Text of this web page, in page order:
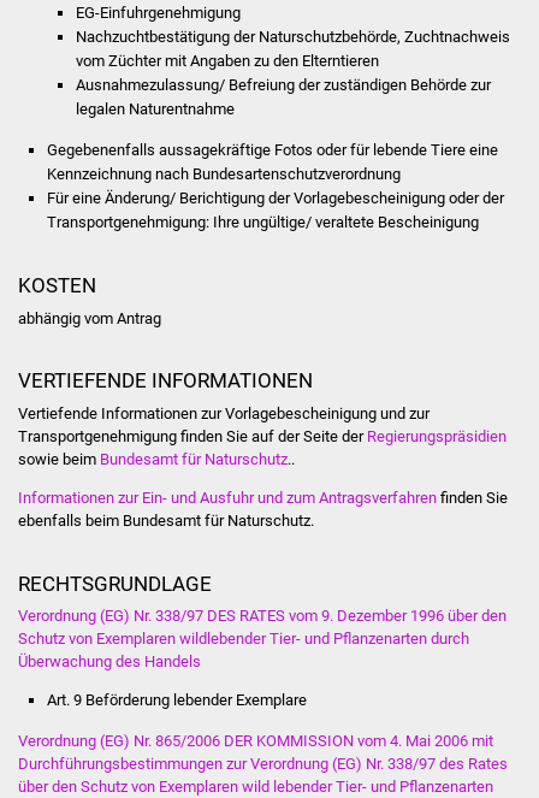
Kulturhalle
Vereine und Parteien
Selbsteintrag Vereine
Beirat Süßener Vereine
Erlebnisregion
Schwäbischer Albtrauf
Route der
Industriekultur
Senioren
Ältere
EG-Einfuhrgenehmigung
Nachzuchtbestätigung der Naturschutzbehörde, Zuchtnachweis
vom Züchter mit Angaben zu den Elterntieren
Ausnahmezulassung/ Befreiung der zuständigen Behörde zur
legalen Naturentnahme
Gegebenenfalls aussagekräftige Fotos oder für lebende Tiere eine
Kennzeichnung nach Bundesartenschutzverordnung
Für eine Änderung/ Berichtigung der Vorlagebescheinigung oder der
Transportgenehmigung: Ihre ungültige/ veraltete Bescheinigung
KOSTEN
abhängig vom Antrag
VERTIEFENDE INFORMATIONEN
Vertiefende Informationen zur Vorlagebescheinigung und zur
Transportgenehmigung finden Sie auf der Seite der Regierungspräsidien
sowie beimBundesamt für Naturschutz..
Informationen zur Ein- und Ausfuhr und zum Antragsverfahren finden Sie
ebenfalls beim Bundesamt für Naturschutz.
RECHTSGRUNDLAGE
Verordnung (EG) Nr. 338/97 DES RATES vom 9. Dezember 1996 über den
Schutz von Exemplaren wildlebender Tier- und Pflanzenarten durch
Überwachung des Handels
Art. 9 Beförderung lebender Exemplare
Verordnung (EG) Nr. 865/2006 DER KOMMISSION vom 4. Mai 2006 mit
Durchführungsbestimmungen zur Verordnung (EG) Nr. 338/97 des Rates
über den Schutz von Exemplaren wild lebender Tier- und Pflanzenarten